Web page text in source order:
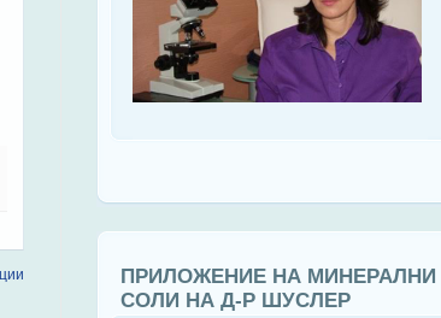
ПРИЛОЖЕНИЕ НА МИНЕРАЛНИ
СОЛИ НА Д-Р ШУСЛЕР